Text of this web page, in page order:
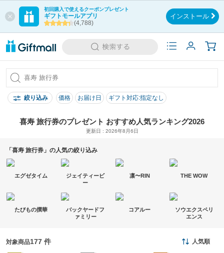
初回購入で使えるクーポンプレゼント
ギフトモールアプリ
(4,788)
インストール
絞り込み 価格 お届け日 ギフト対応:指定なし
喜寿 旅行券のプレゼント おすすめ人気ランキング2026
更新日 : 2026年8月6日
「喜寿 旅行券」の人気の絞り込み
エグゼタイム
ジェイティービ
ー
凛〜RIN THE WOW
たびもの撰華
バックヤードフ
ァミリー
コアルー
ソウエクスペリ
エンス
対象商品177 件 人気順